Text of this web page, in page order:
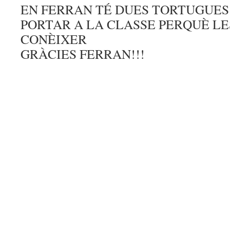
EN FERRAN TÉ DUES
PORTAR A LA CLASSE PERQUÈ
CONÈIXER
GRÀCIES FERRAN!!!